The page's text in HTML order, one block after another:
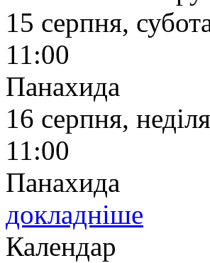
15 серпня,
11:00
Панахида
16 серпня, неділя
11:00
Панахида
докладніше
Календар